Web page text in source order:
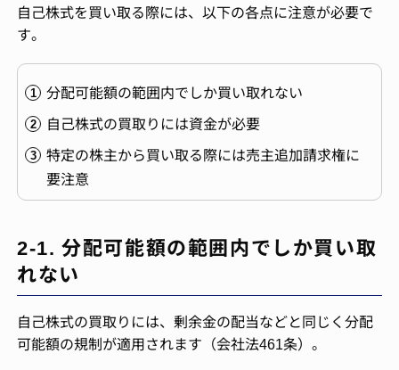
自己株式を買い取る際には、以下の各点に注意が必要で
す。
分配可能額の範囲内でしか買い取れない
自己株式の買取りには資金が必要
特定の株主から買い取る際には売主追加請求権に
要注意
2-1. 分配可能額の範囲内でしか買い取
れない
自己株式の買取りには、剰余金の配当などと同じく分配
可能額の規制が適用されます（会社法461条）。